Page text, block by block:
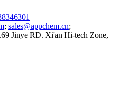
; sales@appchem.cn;
Jinye RD. Xi'an Hi-tech Zone,